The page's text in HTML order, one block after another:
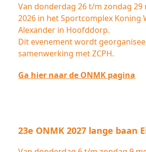
Van donderdag 26 t/m zondag 29
2026 in het Sportcomplex Koning
Alexander in Hoofddorp.
Dit evenement wordt
samenwerking met ZCPH.
Ga hier naar de ONMK pagina
23e ONMK 2027 lange baan